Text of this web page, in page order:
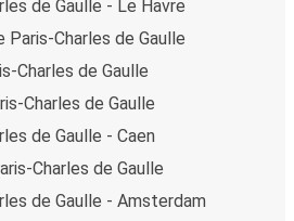
paiement en espèces.
de Gaulle - Le Havre
Charles de Gaulle
Charles de Gaulle
Charles de Gaulle
de Gaulle - Caen
Charles de Gaulle
de Gaulle - Amsterdam